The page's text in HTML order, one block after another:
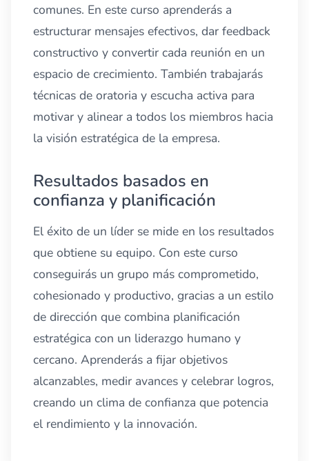
comunes. En este curso aprenderás a
estructurar mensajes efectivos, dar feedback
constructivo y convertir cada reunión en un
espacio de crecimiento. También trabajarás
técnicas de oratoria y escucha activa para
motivar y alinear a todos los miembros hacia
la visión estratégica de la empresa.
Resultados basados en
confianza y planificación
El éxito de un líder se mide en los resultados
que obtiene su equipo. Con este curso
conseguirás un grupo más comprometido,
cohesionado y productivo, gracias a un estilo
de dirección que combina planificación
estratégica con un liderazgo humano y
cercano. Aprenderás a fijar objetivos
alcanzables, medir avances y celebrar logros,
creando un clima de confianza que potencia
el rendimiento y la innovación.